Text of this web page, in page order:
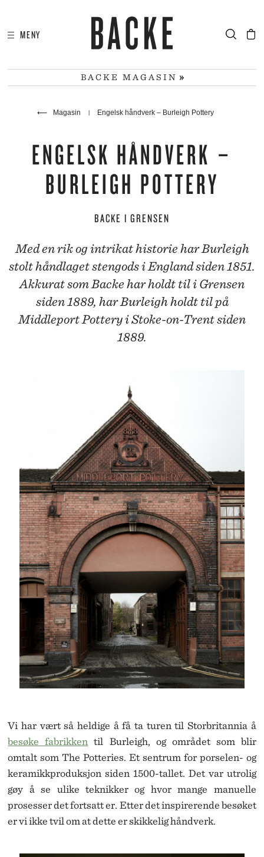
MENY
BACKE MAGASIN
⟵ Magasin Engelsk håndverk – Burleigh Pottery
ENGELSK HÅNDVERK –
BURLEIGH POTTERY
BACKE I GRENSEN
Med en rik og intrikat historie har Burleigh
stolt håndlaget stengods i England siden 1851.
Akkurat som Backe har holdt til i Grensen
siden 1889, har Burleigh holdt til på
Middleport Pottery i Stoke-on-Trent siden
1889.
Vi har vært så heldige å få ta turen til Storbritannia å
besøke fabrikken til Burleigh, og området som blir
omtalt som The Potteries. Et sentrum for porselen- og
keramikkproduksjon siden 1500-tallet. Det var utrolig
gøy å se ulike teknikker og hvor mange manuelle
prosesser det fortsatt er. Etter det inspirerende besøket
er vi ikke tvil om at dette er skikkelig håndverk.